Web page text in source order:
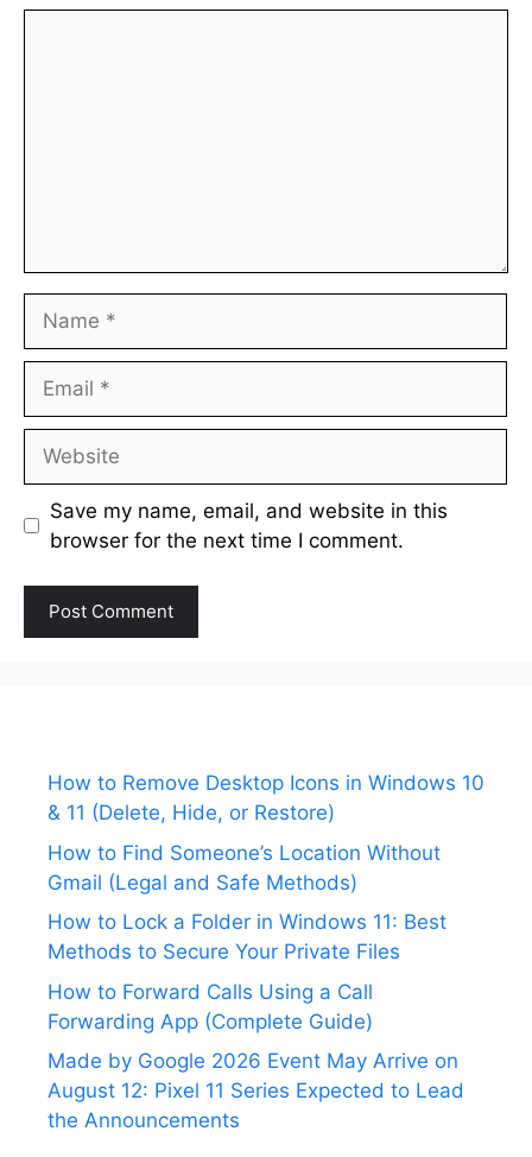
Save my name, email, and website in this
browser for the next time I comment.
How to Remove Desktop Icons in Windows 10
& 11 (Delete, Hide, or Restore)
How to Find Someone’s Location Without
Gmail (Legal and Safe Methods)
How to Lock a Folder in Windows 11: Best
Methods to Secure Your Private Files
How to Forward Calls Using a Call
Forwarding App (Complete Guide)
Made by Google 2026 Event May Arrive on
August 12: Pixel 11 Series Expected to Lead
the Announcements